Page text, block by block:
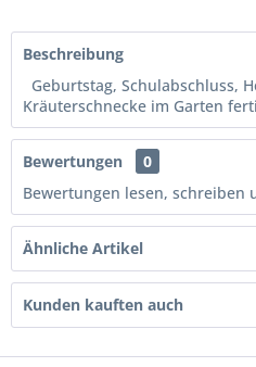
Beschreibung
Geburtstag, Schulabschluss,
Kräuterschnecke im Garten
Bewertungen
0
Bewertungen lesen, schreiben
Ähnliche Artikel
Kunden kauften auch